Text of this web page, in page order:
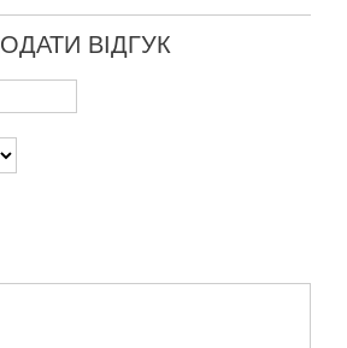
ВІДГУК